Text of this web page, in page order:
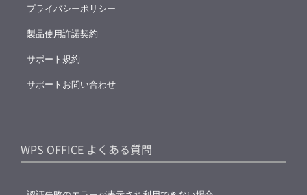
プライバシーポリシー
製品使用許諾契約
サポート規約
サポートお問い合わせ
WPS OFFICE よくある質問